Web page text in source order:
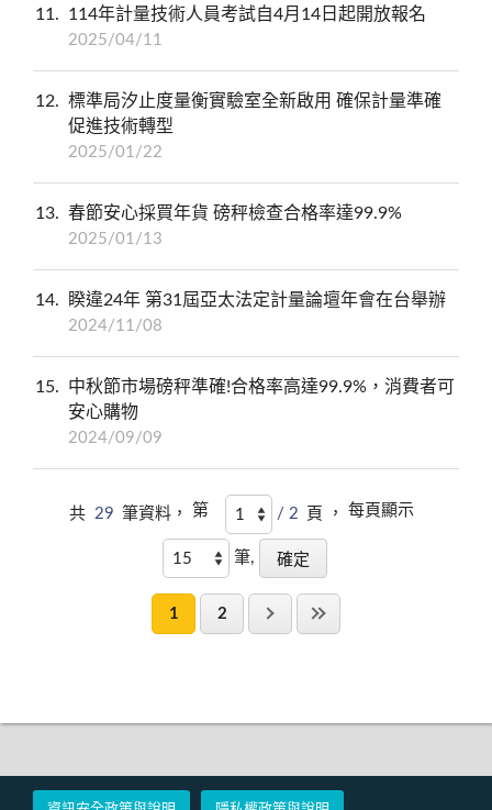
11 114年計量技術人員考試自4月14日起開放報名
2025/04/11
12
標準局汐止度量衡實驗室全新啟用 確保計量準確
促進技術轉型
2025/01/22
13 春節安心採買年貨 磅秤檢查合格率達99.9%
2025/01/13
14 睽違24年 第31屆亞太法定計量論壇年會在台舉辦
2024/11/08
15
中秋節市場磅秤準確!合格率高達99.9%，消費者可
安心購物
2024/09/09
共 29 筆資料， 第 / 2 頁 ，每頁顯示
筆,
1 2